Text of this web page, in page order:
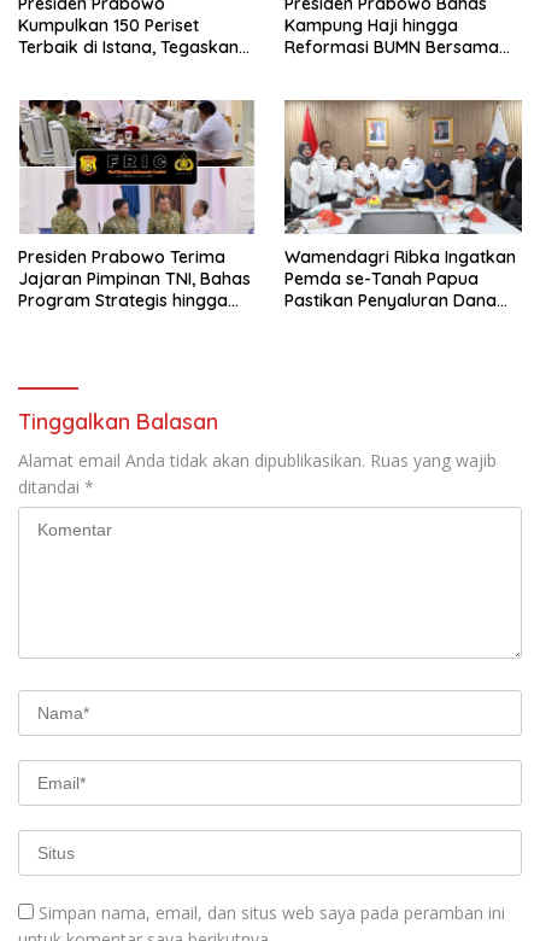
Kumpulkan 150 Periset
Terbaik di Istana, Tegaskan
Kampung Haji hingga
Reformasi BUMN Bersama
Presiden Prabowo Terima
Jajaran Pimpinan TNI, Bahas
Program Strategis hingga
Wamendagri Ribka Ingatkan
Pemda se-Tanah Papua
Pastikan Penyaluran Dana
Tinggalkan Balasan
Alamat email Anda tidak akan dipublikasikan. Ruas yang wajib
ditandai *
Simpan nama, email, dan situs web saya pada peramban ini